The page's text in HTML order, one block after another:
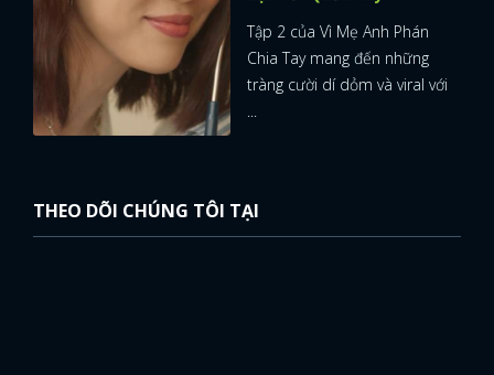
Tập 2 của Vì Mẹ Anh Phán
Chia Tay mang đến những
tràng cười dí dỏm và viral với
...
THEO DÕI CHÚNG TÔI TẠI